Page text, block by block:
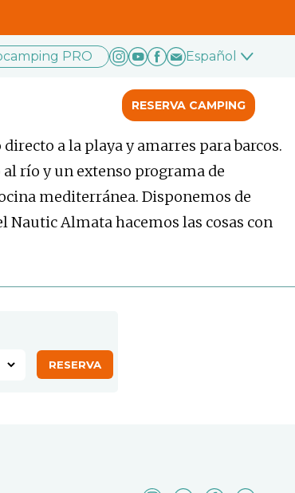
PRO Español
RESERVA CAMPING
a la playa y amarres para barcos.
río y un extenso programa de
mediterránea. Disponemos de
Nautic Almata hacemos las cosas con